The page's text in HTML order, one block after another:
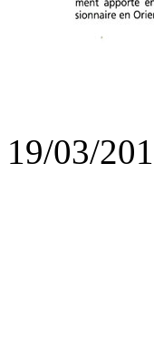
19/03/